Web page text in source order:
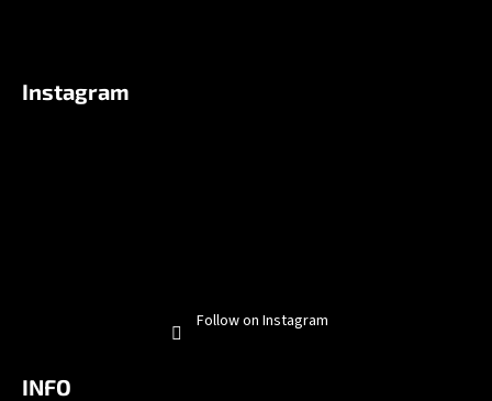
Instagram
Follow on Instagram
INFO